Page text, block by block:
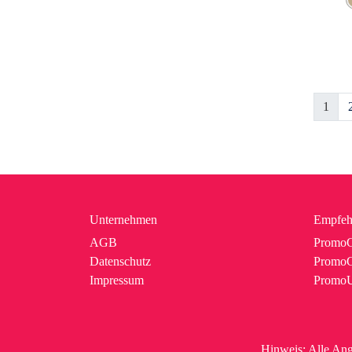
1
Unternehmen
AGB
Datenschutz
Impressum
Hinweis: Alle